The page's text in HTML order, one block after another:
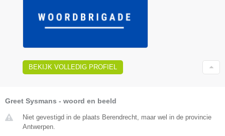
BEKIJK VOLLEDIG PROFIEL
Greet Sysmans - woord en beeld
Niet gevestigd in de plaats Berendrecht, maar wel in de provincie
Antwerpen.